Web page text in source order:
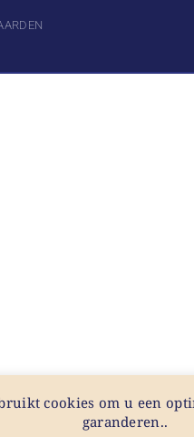
cookies om u een
garanderen..